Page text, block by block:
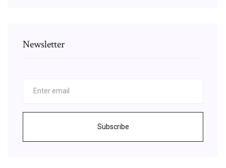
Newsletter
Subscribe